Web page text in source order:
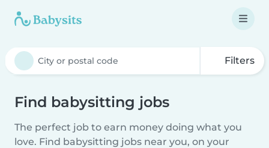
Filters
Find babysitting jobs
The perfect job to earn money doing what you
love. Find babysitting jobs near you, on your